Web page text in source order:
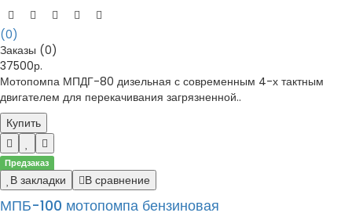
(0)
Заказы (0)
37500р.
Мотопомпа МПДГ-80 дизельная с современным 4-х тактным
двигателем для перекачивания загрязненной..
Купить
Предзаказ
В закладки В сравнение
МПБ-100 мотопомпа бензиновая